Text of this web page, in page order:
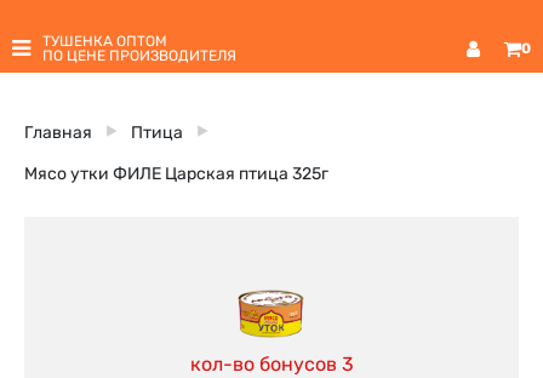
ТУШЕНКА ОПТОМ
ПО ЦЕНЕ ПРОИЗВОДИТЕЛЯ
0
Главная Птица
Мясо утки ФИЛЕ Царская птица 325г
кол-во бонусов 3